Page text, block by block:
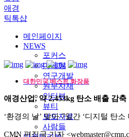
애경
틱톡샵
메인페이지
NEWS
포커스
마케팅
연구개발
원부자재
인터뷰
뷰티
보도자료
사람들
대한민국 베스트 화장품
애경산업, 약 2,453kg 탄소 배출 감축
‘환경의 날’ 맞아 7일간 ‘디지털 탄소
CMN 편집국 기자